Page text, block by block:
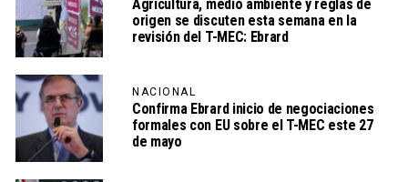
Agricultura, medio ambiente y reglas de
origen se discuten esta semana en la
revisión del T-MEC: Ebrard
NACIONAL
Confirma Ebrard inicio de negociaciones
formales con EU sobre el T-MEC este 27
de mayo